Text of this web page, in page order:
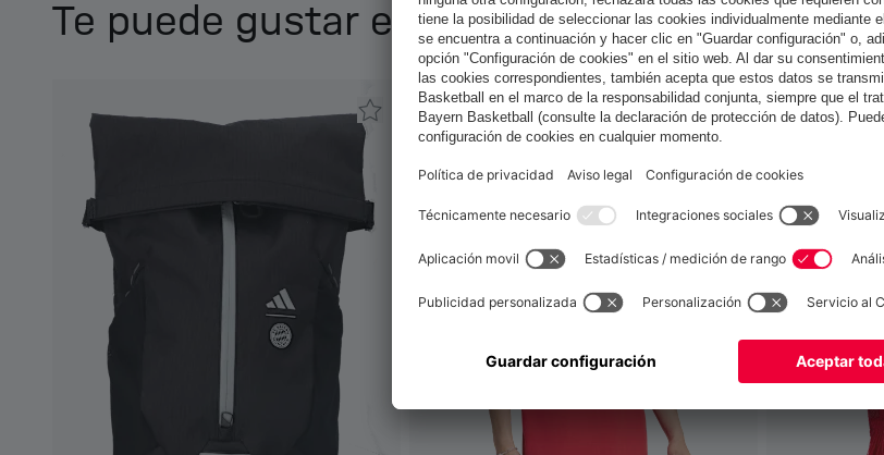
Te puede gustar esto también
¿Quieres quedarte en la tiendaEspaña?
Españapara entregar allí!